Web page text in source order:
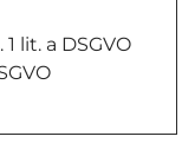
lit. a DSGVO